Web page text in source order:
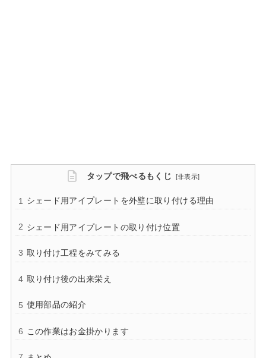
タップで飛べるもくじ [非表示]
シェード用アイプレートを外壁に取り付ける理由
シェード用アイプレートの取り付け位置
取り付け工程をみてみる
取り付け後の出来栄え
使用部品の紹介
この作業はお金掛かります